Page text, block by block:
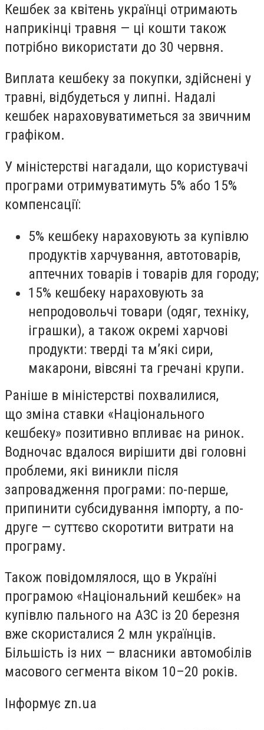
Кешбек за квітень українці отримають
наприкінці травня — ці кошти також
потрібно використати до 30 червня.
Виплата кешбеку за покупки, здійснені у
травні, відбудеться у липні. Надалі
кешбек нараховуватиметься за звичним
графіком.
У міністерстві нагадали, що користувачі
програми отримуватимуть 5% або 15%
компенсації:
5% кешбеку нараховують за купівлю
продуктів харчування, автотоварів,
аптечних товарів і товарів для городу;
15% кешбеку нараховують за
непродовольчі товари (одяг, техніку,
іграшки), а також окремі харчові
продукти: тверді та м’які сири,
макарони, вівсяні та гречані крупи.
Раніше в міністерстві похвалилися,
що зміна ставки «Національного
кешбеку» позитивно впливає на ринок.
Водночас вдалося вирішити дві головні
проблеми, які виникли після
запровадження програми: по-перше,
припинити субсидування імпорту, а по-
друге — суттєво скоротити витрати на
програму.
Також повідомлялося, що в Україні
програмою «Національний кешбек» на
купівлю пального на АЗС із 20 березня
вже скористалися 2 млн українців.
Більшість із них — власники автомобілів
масового сегмента віком 10–20 років.
Інформує zn.ua